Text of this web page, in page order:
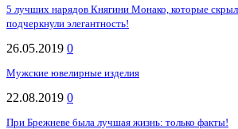
5 лучших нарядов Княгини Монако, которые
подчеркнули элегантность!
26.05.2019 0
Мужские ювелирные изделия
22.08.2019 0
При Брежневе была лучшая жизнь: только факты!